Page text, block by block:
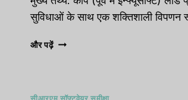
सुविधाओं के साथ एक शक्तिशाली विपणन
और पढ़ेंसीआरएम